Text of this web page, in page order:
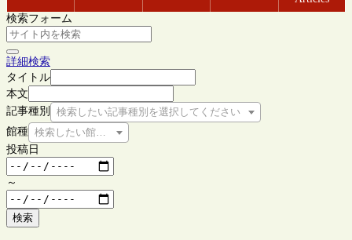
検索フォーム
詳細検索
タイトル
本文
記事種別
検索したい記事種別を選択してください
館種 検索したい館種を選択してください
投稿日
～
検索